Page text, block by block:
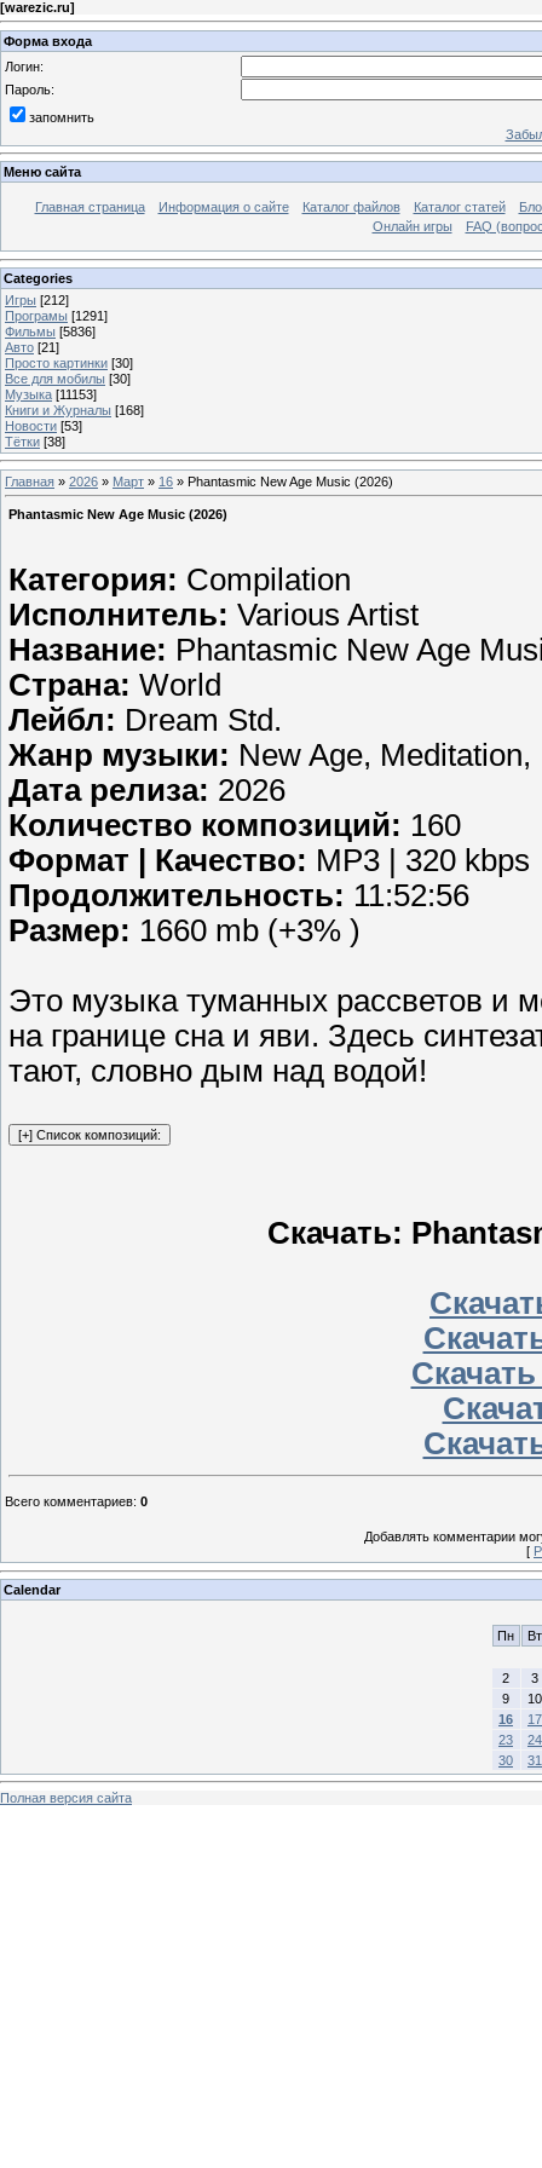
[warezic.ru]
Форма входа
Логин:
Пароль:
запомнить
Меню сайта
Главная страница Информация о сайте Каталог файлов Каталог статей
Онлайн игры
FAQ
Categories
Игры [212]
Програмы [1291]
Фильмы [5836]
Авто [21]
Просто картинки [30]
Все для мобилы [30]
Музыка [11153]
Книги и Журналы [168]
Новости [53]
Тётки [38]
Главная » 2026 » Март » 16 » Phantasmic New Age Music (2026)
Phantasmic New Age Music (2026)
Категория: Compilation
Исполнитель: Various Artist
Название: Phantasmic New Age
Страна: World
Лейбл: Dream Std.
Жанр музыки: New Age, Meditation,
Дата релиза: 2026
Количество композиций: 160
Формат | Качество: MP3 | 320 kbps
Продолжительность: 11:52:56
Размер: 1660 mb (+3% )
Это музыка туманных рассветов и
на границе сна и яви. Здесь
тают, словно дым над водой!
Скачать:
Всего комментариев: 0
Добавлять комментарии
[
Calendar
Пн Вт
2
3
9
10
16
17
23
24
30
31
Полная версия сайта